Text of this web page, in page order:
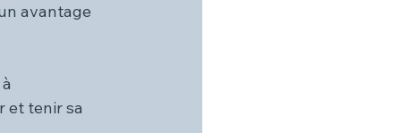
avantage
et tenir sa